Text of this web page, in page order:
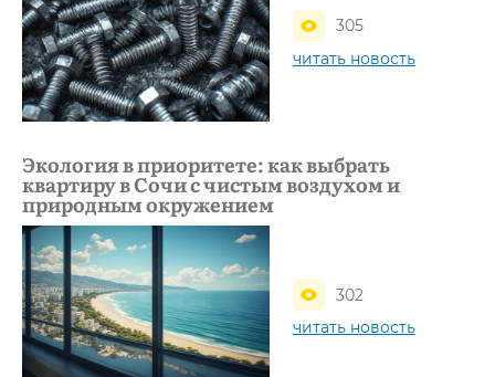
305
читать новость
Экология в приоритете: как выбрать
квартиру в Сочи с чистым воздухом и
природным окружением
302
читать новость